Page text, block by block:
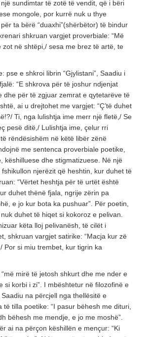
sundimtar të zotë të vendit, që i bëri
mongole, por kurrë nuk u thye
ta bërë “duaxhi”(shërbëtor) të bindur
shkruan vargjet proverbiale: “Më
zot në shtëpi,/ sesa me brez të artë, te
pse e shkroi librin “Gjylistani”, Saadiu i
“E shkrova për të joshur ndjenjat
dhe për të zgjuar zemrat e qytetarëve të
ai u drejtohet me vargjet: “Ç’të duhet
Ti, nga lulishtja ime merr një fletë,/ Se
pesë ditë,/ Lulishtja ime, çelur rri
rëndësishëm në këtë libër zënë
me sentenca proverbiale poetike,
këshilluese dhe stigmatizuese. Në një
njerëzit që heshtin, kur duhet të
“Vërtet heshtja për të urtët është
duhet thënë fjala, ngrije zërin pa
e jo kur bota ka pushuar”. Për poetin,
duhet të hiqet si kokoroz e pelivan.
këta lloj pelivanësh, të cilët i
shkruan vargjet satirike: “Macja kur zë
Por si miu trembet, kur tigrin ka
mirë të jetosh shkurt dhe me nder e
si korbi i zi”. I mbështetur në filozofinë e
na përcjell nga thellësitë e
të tilla poetike: “I pasur bëhesh me dituri,
bëhesh me mendje, e jo me moshë”.
ai na përçon këshillën e mençur: “Ki